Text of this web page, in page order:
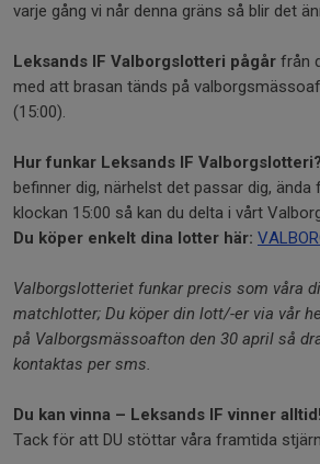
varje gång vi når denna gräns så blir det
Leksands IF Valborgslotteri pågår från
med att brasan tänds på
(15:00).
Hur funkar Leksands IF Valborgslotteri?
befinner dig, närhelst det passar dig, ända
klockan 15:00 så kan du delta i vårt
Du köper enkelt dina lotter här:
Valborgslotteriet funkar precis som våra
matchlotter; Du köper din lott/-er via vår
på Valborgsmässoafton den 30 april så
kontaktas per sms.
Du kan vinna – Leksands IF vinner alltid!
Tack för att DU stöttar våra framtida